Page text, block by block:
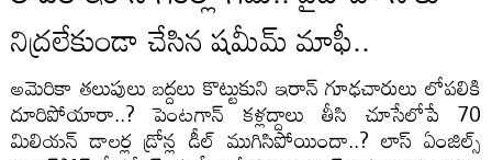
నిద్రలేకుండా చేసిన షమీమ్ మాఫీ..
అమెరికా తలుపులు బద్దలు కొట్టుకుని ఇరాన్ గూఢచారులు లోపలికి
దూరిపోయారా..? పెంటగాన్ కళ్లద్దాలు తీసి చూసేలోపే 70
మిలియన్ డాలర్ల డ్రోన్ల డీల్ ముగిసిపోయిందా..? లాస్ ఏంజిల్స్